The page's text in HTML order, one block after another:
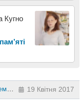
Кугно
10 клас
19 Квітня 2017